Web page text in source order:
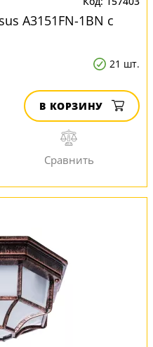
A3151FN-1BN с
21 шт.
В КОРЗИНУ